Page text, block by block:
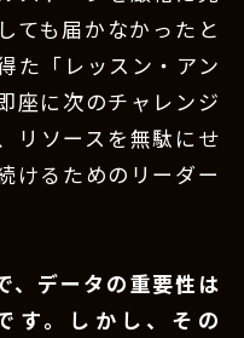
ても届かなかったと
た「レッスン・アン
座に次のチャレンジ
リソースを無駄にせ
けるためのリーダー
、データの重要性は
す。しかし、その